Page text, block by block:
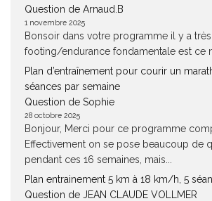
Question de Arnaud.B
1 novembre 2025
Bonsoir dans votre programme il y a
footing/endurance fondamentale est ce
Plan d’entraînement pour courir un
séances par semaine
Question de Sophie
28 octobre 2025
Bonjour, Merci pour ce programme
Effectivement on se pose beaucoup de
pendant ces 16 semaines, mais...
Plan entrainement 5 km à 18 km/h, 5
Question de JEAN CLAUDE VOLLMER